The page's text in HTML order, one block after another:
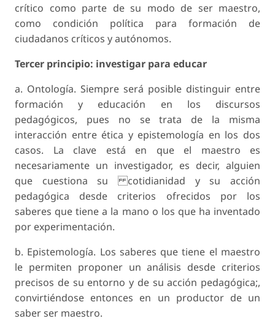
crítico como parte de su modo de ser maestro,
como condición política para formación de
ciudadanos críticos y autónomos.
Tercer principio: investigar para educar
a. Ontología. Siempre será posible distinguir entre
formación y educación en los discursos
pedagógicos, pues no se trata de la misma
interacción entre ética y epistemología en los dos
casos. La clave está en que el maestro es
necesariamente un investigador, es decir, alguien
que cuestiona su cotidianidad y su acción
pedagógica desde criterios ofrecidos por los
saberes que tiene a la mano o los que ha inventado
por experimentación.
b. Epistemología. Los saberes que tiene el maestro
le permiten proponer un análisis desde criterios
precisos de su entorno y de su acción pedagógica;,
convirtiéndose entonces en un productor de un
saber ser maestro.